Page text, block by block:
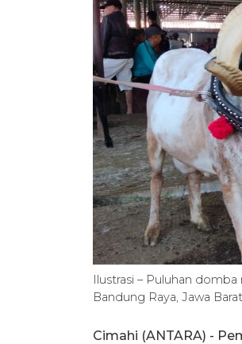
Ilustrasi – Puluhan
Bandung Raya, Jawa
Cimahi (ANTARA) -